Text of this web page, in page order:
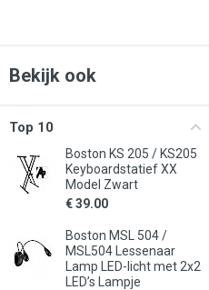
Bekijk ook
Top 10
Boston KS 205 / KS205
Keyboardstatief XX
Model Zwart
€ 39.00
Boston MSL 504 /
MSL504 Lessenaar
Lamp LED-licht met 2x2
LED’s Lampje